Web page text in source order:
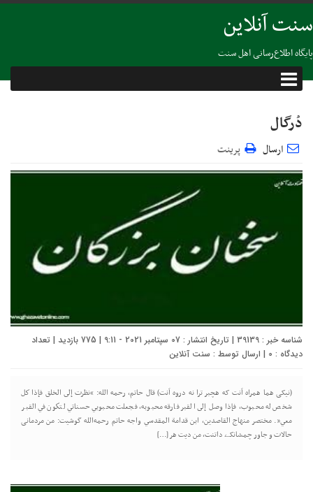
سنت آنلاین
پایگاه اطلاع‌رسانی اهل سنت
دُرگال
ارسال پرینت
شناسه خبر : 39139 | تاریخ انتشار : 07 سپتامبر 2021 - 9:11 | 775 بازدید | تعداد
دیدگاه : 0 | ارسال توسط : سنت آنلاین
(نیکی هما همراه اَنت که هچبر ترا نه دروه اَنت) قال حاتم، رحمه الله: “نظرت إلى الخلق فإذا كل
شخص له محبوب، فإذا وصل إلى القبر فارقه محبوبه، فجعلت محبوبي حسناتي لتكون في القبر
معي”. مختصر منهاج القاصدين، ابن قدامة المقدسي واجه حاتم رحمه‌الله گوشیت: من مردمانی
حالات و جاور چمشانکے داتنت، من دیت هر […]